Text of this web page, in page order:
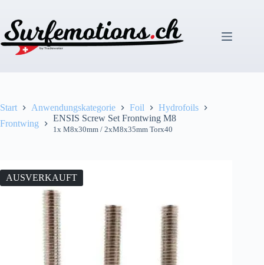
springen
Start Anwendungskategorie Foil
Hydrofoils
Frontwing
ENSIS Screw Set Frontwing M8
1x M8x30mm / 2xM8x35mm Torx40
AUSVERKAUFT